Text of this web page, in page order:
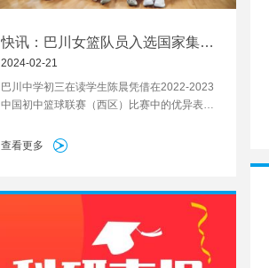
快讯：巴川女篮队员入选国家集训
营
2024-02-21
巴川中学初三在读学生陈晨凭借在2022-2023
中国初中篮球联赛（西区）比赛中的优异表
单。
查看更多